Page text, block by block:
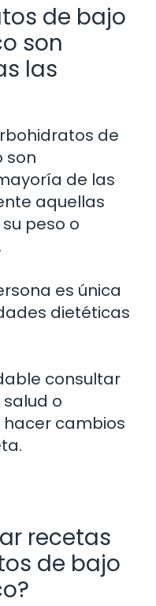
de bajo
son
las
de
son
de las
aquellas
peso o
es única
dietéticas
consultar
o
cambios
recetas
de bajo